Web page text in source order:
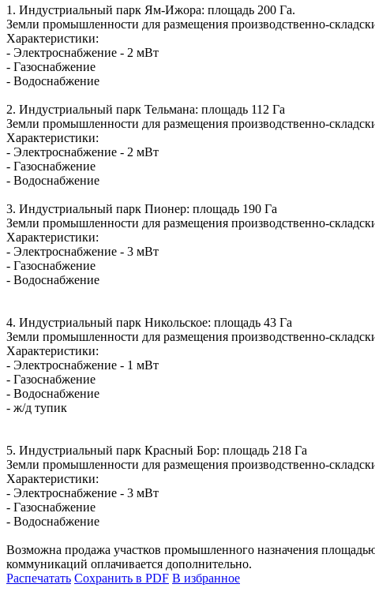
1. Индустриальный парк Ям-Ижора: площадь 200 Га.
Земли промышленности для размещения производственно-
Характеристики:
- Электроснабжение - 2 мВт
- Газоснабжение
- Водоснабжение
2. Индустриальный парк Тельмана: площадь 112 Га
Земли промышленности для размещения производственно-
Характеристики:
- Электроснабжение - 2 мВт
- Газоснабжение
- Водоснабжение
3. Индустриальный парк Пионер: площадь 190 Га
Земли промышленности для размещения производственно-
Характеристики:
- Электроснабжение - 3 мВт
- Газоснабжение
- Водоснабжение
4. Индустриальный парк Никольское: площадь 43 Га
Земли промышленности для размещения производственно-
Характеристики:
- Электроснабжение - 1 мВт
- Газоснабжение
- Водоснабжение
- ж/д тупик
5. Индустриальный парк Красный Бор: площадь 218 Га
Земли промышленности для размещения производственно-
Характеристики:
- Электроснабжение - 3 мВт
- Газоснабжение
- Водоснабжение
Возможна продажа участков промышленного назначения
коммуникаций оплачивается дополнительно.
Распечатать Сохранить в PDF В избранное